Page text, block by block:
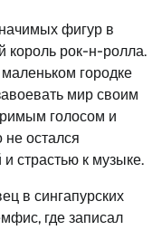
фигур в
король рок-н-ролла.
городке
мир своим
голосом и
остался
страстью к музыке.
в сингапурских
где записал